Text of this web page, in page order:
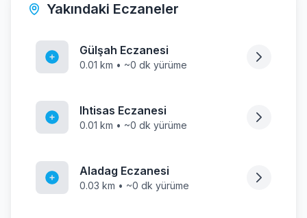
Yakındaki Eczaneler
Gülşah Eczanesi
0.01 km • ~0 dk yürüme
Ihtisas Eczanesi
0.01 km • ~0 dk yürüme
Aladag Eczanesi
0.03 km • ~0 dk yürüme